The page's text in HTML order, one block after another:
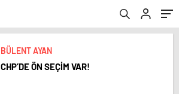
BÜLENT AYAN
CHP’DE ÖN SEÇİM VAR!